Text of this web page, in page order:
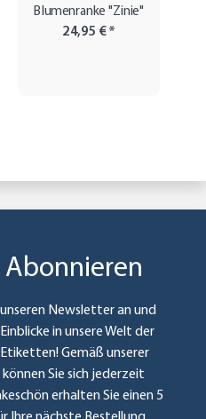
Blumenranke "Zinie"
24,95 €*
Newsletter an und
in unsere Welt der
Gemäß unserer
können Sie sich jederzeit
erhalten Sie einen 5